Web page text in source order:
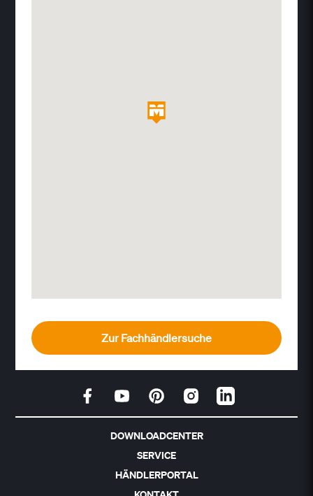
Zur Fachhändlersuche
DOWNLOADCENTER
SERVICE
HÄNDLERPORTAL